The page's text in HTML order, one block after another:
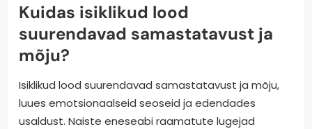
Kuidas isiklikud lood
suurendavad samastatavust ja
mõju?
Isiklikud lood suurendavad samastatavust ja mõju,
luues emotsionaalseid seoseid ja edendades
usaldust. Naiste eneseabi raamatute lugejad